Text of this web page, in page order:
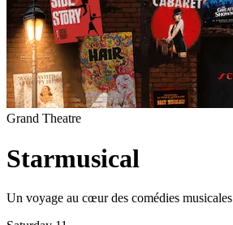
Grand Theatre
Starmusical
Un voyage au cœur des comédies musicales